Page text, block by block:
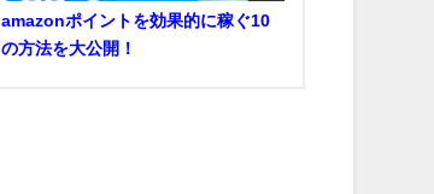
amazonポイントを効果的に稼ぐ10
の方法を大公開！